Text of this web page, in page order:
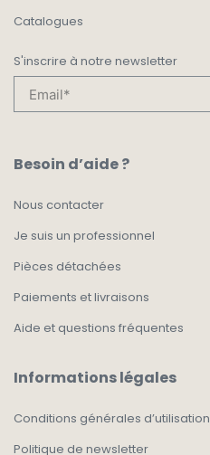
Catalogues
S'inscrire à notre newsletter
Besoin d’aide ?
Nous contacter
Je suis un professionnel
Pièces détachées
Paiements et livraisons
Aide et questions fréquentes
Informations légales
Conditions générales d’utilisation
Politique de newsletter